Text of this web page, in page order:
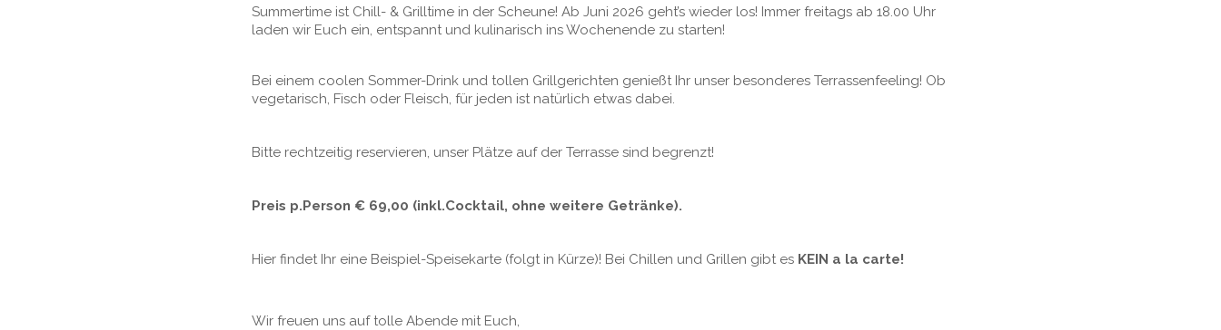
Summertime ist Chill- & Grilltime in der Scheune! Ab Juni 2026 geht’s wieder los! Immer freitags ab 18.00 Uhr
laden wir Euch ein, entspannt und kulinarisch ins Wochenende zu starten!
Bei einem coolen Sommer-Drink und tollen Grillgerichten genießt Ihr unser besonderes Terrassenfeeling! Ob
vegetarisch, Fisch oder Fleisch, für jeden ist natürlich etwas dabei.
Bitte rechtzeitig reservieren, unser Plätze auf der Terrasse sind begrenzt!
Preis p.Person € 69,00 (inkl.Cocktail, ohne weitere Getränke).
Hier findet Ihr eine Beispiel-Speisekarte (folgt in Kürze)! Bei Chillen und Grillen gibt es KEIN a la carte!
Wir freuen uns auf tolle Abende mit Euch,